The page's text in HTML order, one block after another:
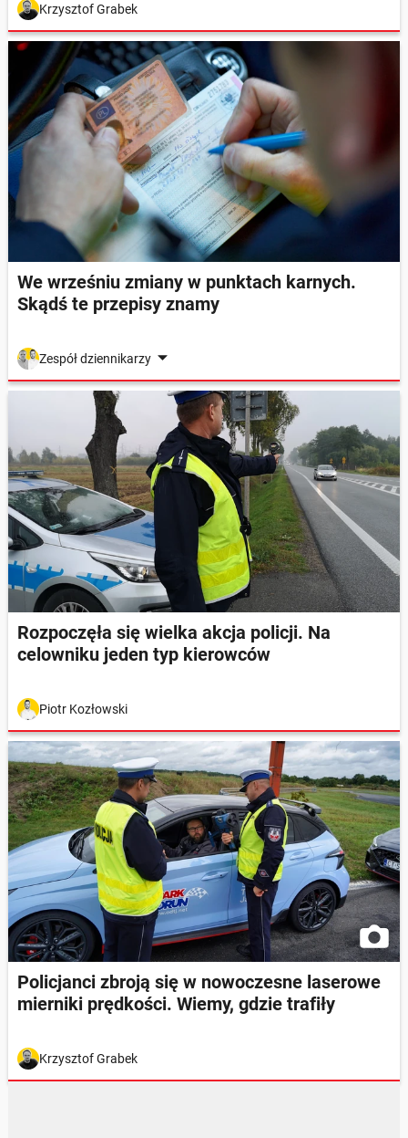
Krzysztof Grabek
We wrześniu zmiany w punktach karnych.
Skądś te przepisy znamy
Zespół dziennikarzy
Rozpoczęła się wielka akcja policji. Na
celowniku jeden typ kierowców
Piotr Kozłowski
Policjanci zbroją się w nowoczesne laserowe
mierniki prędkości. Wiemy, gdzie trafiły
Krzysztof Grabek